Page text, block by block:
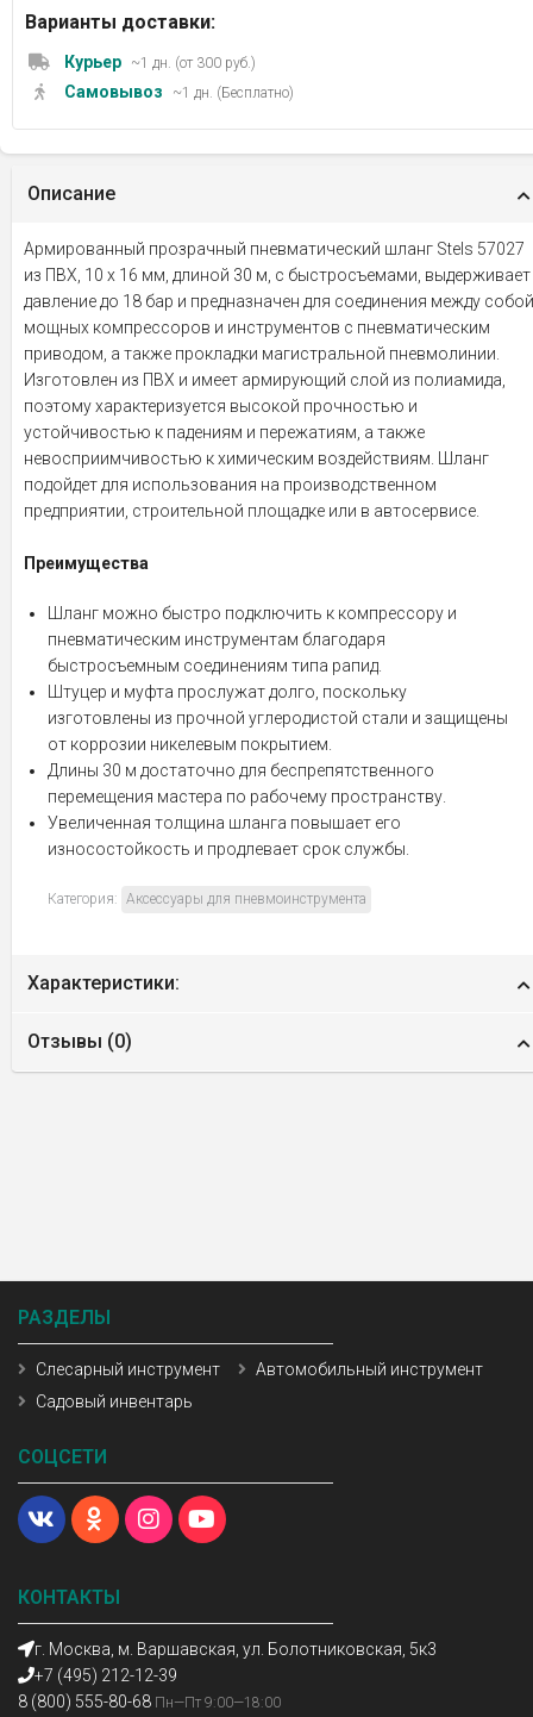
Варианты доставки:
Курьер ~1 дн. (от 300 руб.)
Самовывоз ~1 дн. (Бесплатно)
Описание
Армированный прозрачный пневматический шланг Stels 57027
из ПВХ, 10 х 16 мм, длиной 30 м, с быстросъемами, выдерживает
давление до 18 бар и предназначен для соединения между собой
мощных компрессоров и инструментов с пневматическим
приводом, а также прокладки магистральной пневмолинии.
Изготовлен из ПВХ и имеет армирующий слой из полиамида,
поэтому характеризуется высокой прочностью и
устойчивостью к падениям и пережатиям, а также
невосприимчивостью к химическим воздействиям. Шланг
подойдет для использования на производственном
предприятии, строительной площадке или в автосервисе.
Преимущества
Шланг можно быстро подключить к компрессору и
пневматическим инструментам благодаря
быстросъемным соединениям типа рапид.
Штуцер и муфта прослужат долго, поскольку
изготовлены из прочной углеродистой стали и защищены
от коррозии никелевым покрытием.
Длины 30 м достаточно для беспрепятственного
перемещения мастера по рабочему пространству.
Увеличенная толщина шланга повышает его
износостойкость и продлевает срок службы.
Категория: Аксессуары для пневмоинструмента
Характеристики:
Отзывы (0)
КОНТАКТЫ
г. Москва, м. Варшавская, ул. Болотниковская, 5к3
+7 (495) 212-12-39
8 (800) 555-80-68 Пн—Пт 9:00—18:00
РАЗДЕЛЫ
Слесарный инструмент
Автомобильный инструмент
Садовый инвентарь
СОЦСЕТИ